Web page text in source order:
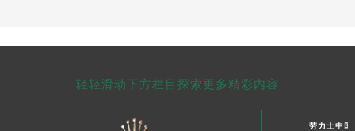
轻轻滑动下方栏目探索更多精彩内容
劳力士中国